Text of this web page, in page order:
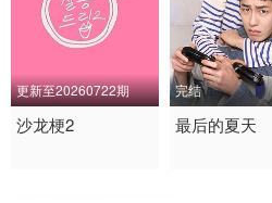
更新至20260722期
2023 / 韩国 / 韩语
沙龙梗2
完结
2025 / 韩国 / 韩语
最后的夏天